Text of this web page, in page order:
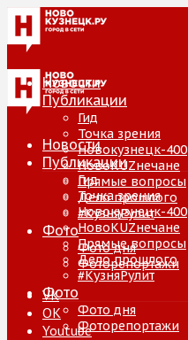
Новости
Публикации
Гид
Точка зрения
Новокузнецк-400
НовоKUZнечане
Прямые вопросы
Дело прошлого
#КузняРулит
Фото
Фото дня
Фоторепортажи
VK
ОК
Youtube
Новости
Публикации
Гид
Точка зрения
Новокузнецк-400
НовоKUZнечане
Прямые вопросы
Дело прошлого
#КузняРулит
Фото
Фото дня
Фоторепортажи